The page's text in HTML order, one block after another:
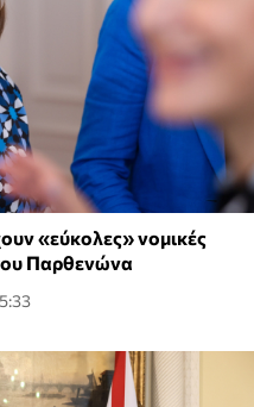
«εύκολες» νομικές
Παρθενώνα